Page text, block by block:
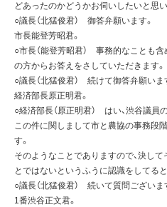
どあったのかどうかお伺いしたいと思い
○議長（北猛俊君） 御答弁願います。
市長能登芳昭君。
○市長（能登芳昭君） 事務的なことも
の方からお答えをさしていただきます。
○議長（北猛俊君） 続けて御答弁願いま
経済部長原正明君。
○経済部長（原正明君） はい、渋谷議員
この件に関しまして市と農協の事務段
す。
そのようなことでありますので、決し
とではないというふうに認識をしてる
○議長（北猛俊君） 続いて質問ございま
1番渋谷正文君。